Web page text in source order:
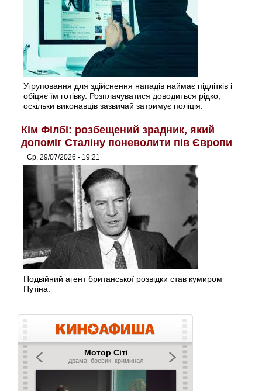
Угруповання для здійснення нападів наймає підлітків і
обіцяє їм готівку. Розплачуватися доводиться рідко,
оскільки виконавців зазвичай затримує поліція.
Кім Філбі: розбещений зрадник, який
допоміг Сталіну поневолити пів Європи
Ср, 29/07/2026 - 19:21
Подвійний агент британської розвідки став кумиром
Путіна.